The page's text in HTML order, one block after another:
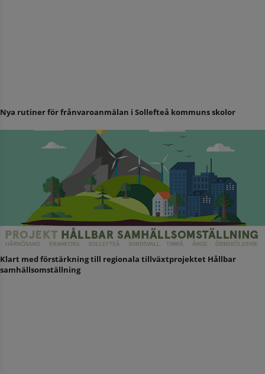
Nya rutiner för frånvaroanmälan i Sollefteå kommuns skolor
Klart med förstärkning till regionala tillväxtprojektet Hållbar
samhällsomställning